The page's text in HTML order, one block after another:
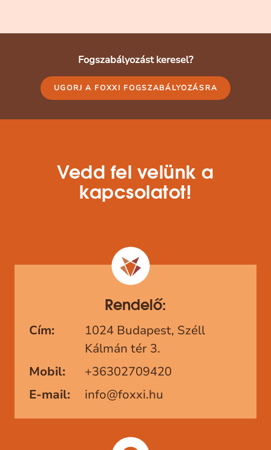
Fogszabályozást keresel?
UGORJ A FOXXI FOGSZABÁLYOZÁSRA
Vedd fel velünk a
kapcsolatot!
Rendelő:
Cím:
1024 Budapest, Széll
Kálmán tér 3.
Mobil:
+36302709420
E-mail:
info@foxxi.hu